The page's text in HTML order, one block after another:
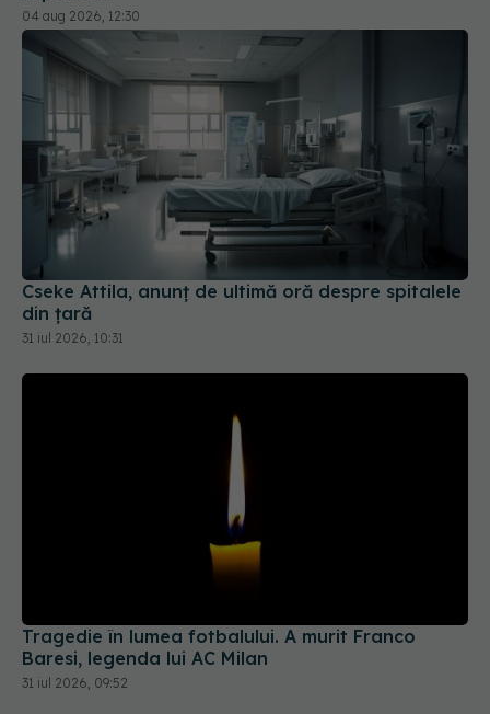
Cseke Attila, anunț de ultimă oră despre spitalele
din țară
31 iul 2026, 10:31
Tragedie în lumea fotbalului. A murit Franco
Baresi, legenda lui AC Milan